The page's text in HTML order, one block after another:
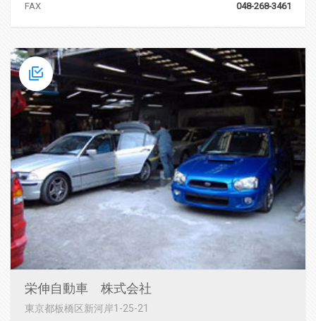
FAX
048-268-3461
栄伸自動車 株式会社
東京都板橋区新河岸1-25-21